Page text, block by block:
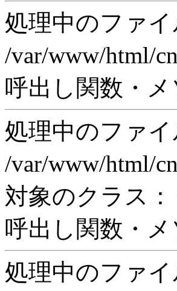
処理中のファイ
/var/www/html/
呼出し関数・メ
処理中のファイ
/var/www/html/
対象のクラス：
呼出し関数・メ
処理中のファイ